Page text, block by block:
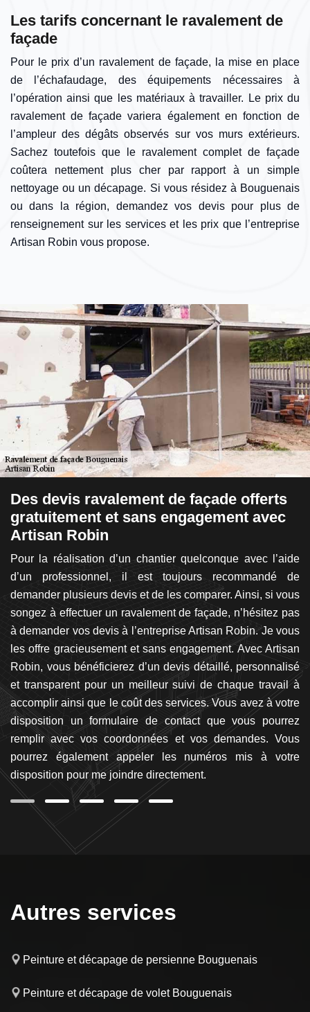
Les tarifs concernant le ravalement de
façade
Pour le prix d’un ravalement de façade, la mise en place
de l’échafaudage, des équipements nécessaires à
l’opération ainsi que les matériaux à travailler. Le prix du
ravalement de façade variera également en fonction de
l’ampleur des dégâts observés sur vos murs extérieurs.
Sachez toutefois que le ravalement complet de façade
coûtera nettement plus cher par rapport à un simple
nettoyage ou un décapage. Si vous résidez à Bouguenais
ou dans la région, demandez vos devis pour plus de
renseignement sur les services et les prix que l’entreprise
Artisan Robin vous propose.
Des devis ravalement de façade offerts
gratuitement et sans engagement avec
Artisan Robin
Pour la réalisation d’un chantier quelconque avec l’aide
d’un professionnel, il est toujours recommandé de
demander plusieurs devis et de les comparer. Ainsi, si vous
songez à effectuer un ravalement de façade, n’hésitez pas
à demander vos devis à l’entreprise Artisan Robin. Je vous
les offre gracieusement et sans engagement. Avec Artisan
Robin, vous bénéficierez d’un devis détaillé, personnalisé
et transparent pour un meilleur suivi de chaque travail à
accomplir ainsi que le coût des services. Vous avez à votre
disposition un formulaire de contact que vous pourrez
remplir avec vos coordonnées et vos demandes. Vous
pourrez également appeler les numéros mis à votre
disposition pour me joindre directement.
Autres services
Peinture et décapage de persienne Bouguenais
Peinture et décapage de volet Bouguenais